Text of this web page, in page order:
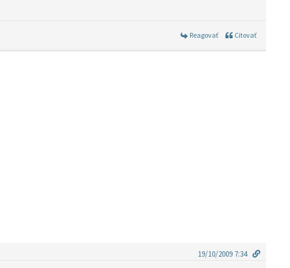
Reagovať Citovať
19/10/2009 7:34